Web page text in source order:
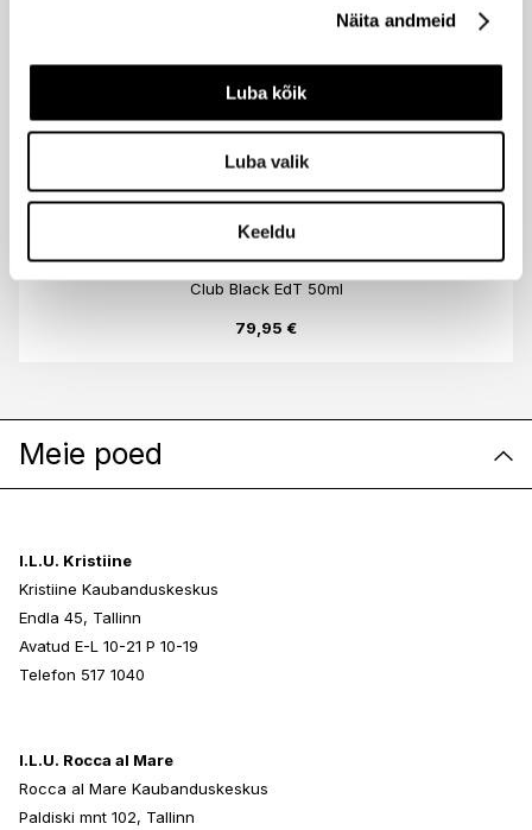
Näita andmeid
Luba kõik
Luba valik
Keeldu
MERCEDES-BENZ
Club Black EdP 50ml
MERCEDES-BENZ
Club Black EdT 50ml
79,95 €
Meie poed
I.L.U. Kristiine
Kristiine Kaubanduskeskus
Endla 45, Tallinn
Avatud E-L 10-21 P 10-19
Telefon 517 1040
I.L.U. Rocca al Mare
Rocca al Mare Kaubanduskeskus
Paldiski mnt 102, Tallinn